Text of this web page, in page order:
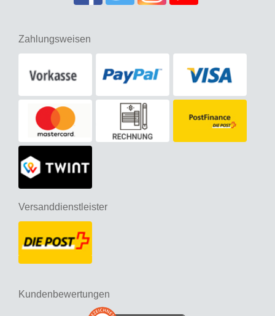
Zahlungsweisen
Versanddienstleister
Kundenbewertungen